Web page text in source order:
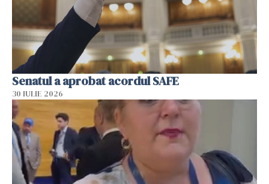
Senatul a aprobat acordul SAFE
30 IULIE 2026